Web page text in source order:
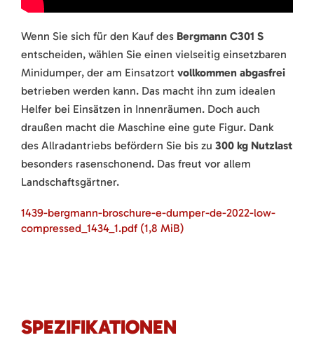
Wenn Sie sich für den Kauf des Bergmann C301 S
entscheiden, wählen Sie einen vielseitig einsetzbaren
Minidumper, der am Einsatzort vollkommen abgasfrei
betrieben werden kann. Das macht ihn zum idealen
Helfer bei Einsätzen in Innenräumen. Doch auch
draußen macht die Maschine eine gute Figur. Dank
des Allradantriebs befördern Sie bis zu 300 kg Nutzlast
besonders rasenschonend. Das freut vor allem
Landschaftsgärtner.
1439-bergmann-broschure-e-dumper-de-2022-low-
compressed_1434_1.pdf (1,8 MiB)
SPEZIFIKATIONEN